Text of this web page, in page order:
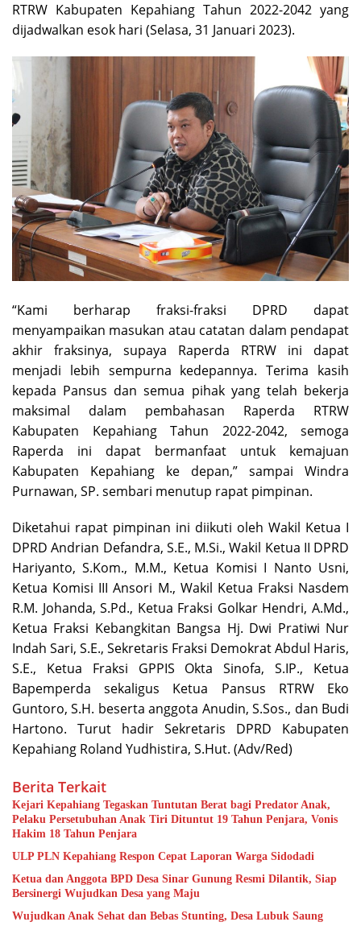
RTRW Kabupaten Kepahiang Tahun 2022-2042 yang
dijadwalkan esok hari (Selasa, 31 Januari 2023).
“Kami berharap fraksi-fraksi DPRD dapat
menyampaikan masukan atau catatan dalam pendapat
akhir fraksinya, supaya Raperda RTRW ini dapat
menjadi lebih sempurna kedepannya. Terima kasih
kepada Pansus dan semua pihak yang telah bekerja
maksimal dalam pembahasan Raperda RTRW
Kabupaten Kepahiang Tahun 2022-2042, semoga
Raperda ini dapat bermanfaat untuk kemajuan
Kabupaten Kepahiang ke depan,” sampai Windra
Purnawan, SP. sembari menutup rapat pimpinan.
Diketahui rapat pimpinan ini diikuti oleh Wakil Ketua I
DPRD Andrian Defandra, S.E., M.Si., Wakil Ketua II DPRD
Hariyanto, S.Kom., M.M., Ketua Komisi I Nanto Usni,
Ketua Komisi III Ansori M., Wakil Ketua Fraksi Nasdem
R.M. Johanda, S.Pd., Ketua Fraksi Golkar Hendri, A.Md.,
Ketua Fraksi Kebangkitan Bangsa Hj. Dwi Pratiwi Nur
Indah Sari, S.E., Sekretaris Fraksi Demokrat Abdul Haris,
S.E., Ketua Fraksi GPPIS Okta Sinofa, S.IP., Ketua
Bapemperda sekaligus Ketua Pansus RTRW Eko
Guntoro, S.H. beserta anggota Anudin, S.Sos., dan Budi
Hartono. Turut hadir Sekretaris DPRD Kabupaten
Kepahiang Roland Yudhistira, S.Hut. (Adv/Red)
Berita Terkait
Kejari Kepahiang Tegaskan Tuntutan Berat bagi Predator Anak,
Pelaku Persetubuhan Anak Tiri Dituntut 19 Tahun Penjara, Vonis
Hakim 18 Tahun Penjara
ULP PLN Kepahiang Respon Cepat Laporan Warga Sidodadi
Ketua dan Anggota BPD Desa Sinar Gunung Resmi Dilantik, Siap
Bersinergi Wujudkan Desa yang Maju
Wujudkan Anak Sehat dan Bebas Stunting, Desa Lubuk Saung